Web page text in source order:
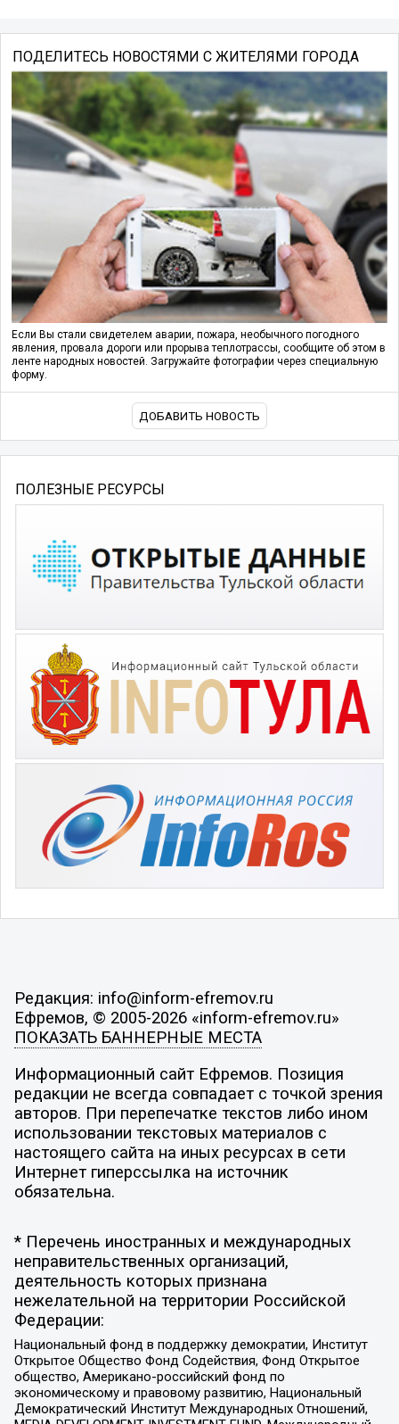
ПОДЕЛИТЕСЬ НОВОСТЯМИ С ЖИТЕЛЯМИ ГОРОДА
Если Вы стали свидетелем аварии, пожара, необычного погодного
явления, провала дороги или прорыва теплотрассы, сообщите об этом в
ленте народных новостей. Загружайте фотографии через специальную
форму.
ДОБАВИТЬ НОВОСТЬ
ПОЛЕЗНЫЕ РЕСУРСЫ
Редакция: info@inform-efremov.ru
Ефремов, © 2005-2026 «inform-efremov.ru»
ПОКАЗАТЬ БАННЕРНЫЕ МЕСТА
Информационный сайт Ефремов. Позиция
редакции не всегда совпадает с точкой зрения
авторов. При перепечатке текстов либо ином
использовании текстовых материалов с
настоящего сайта на иных ресурсах в сети
Интернет гиперссылка на источник
обязательна.
* Перечень иностранных и международных
неправительственных организаций,
деятельность которых признана
нежелательной на территории Российской
Федерации:
Национальный фонд в поддержку демократии, Институт
Открытое Общество Фонд Содействия, Фонд Открытое
общество, Американо-российский фонд по
экономическому и правовому развитию, Национальный
Демократический Институт Международных Отношений,